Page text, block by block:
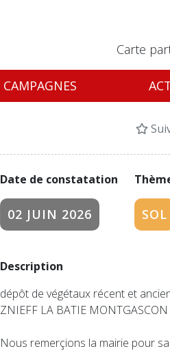
Carte
CAMPAGNES
Date de constatation
02 JUIN 2026 SOL
Description
dépôt de végétaux récent et
ZNIEFF LA BATIE MONTGASCON
Nous remerçions la mairie pour